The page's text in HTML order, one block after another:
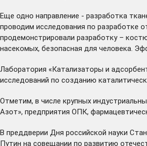
Еще одно направление - разработка
проводим исследования по разработке
продемонстрировали разработку –
насекомых, безопасная для человека.
Лаборатория «Катализаторы и
исследований по созданию
Отметим, в числе крупных
Азот», предприятия ОПК,
В преддверии Дня российской науки
Путин на совещании по развитию